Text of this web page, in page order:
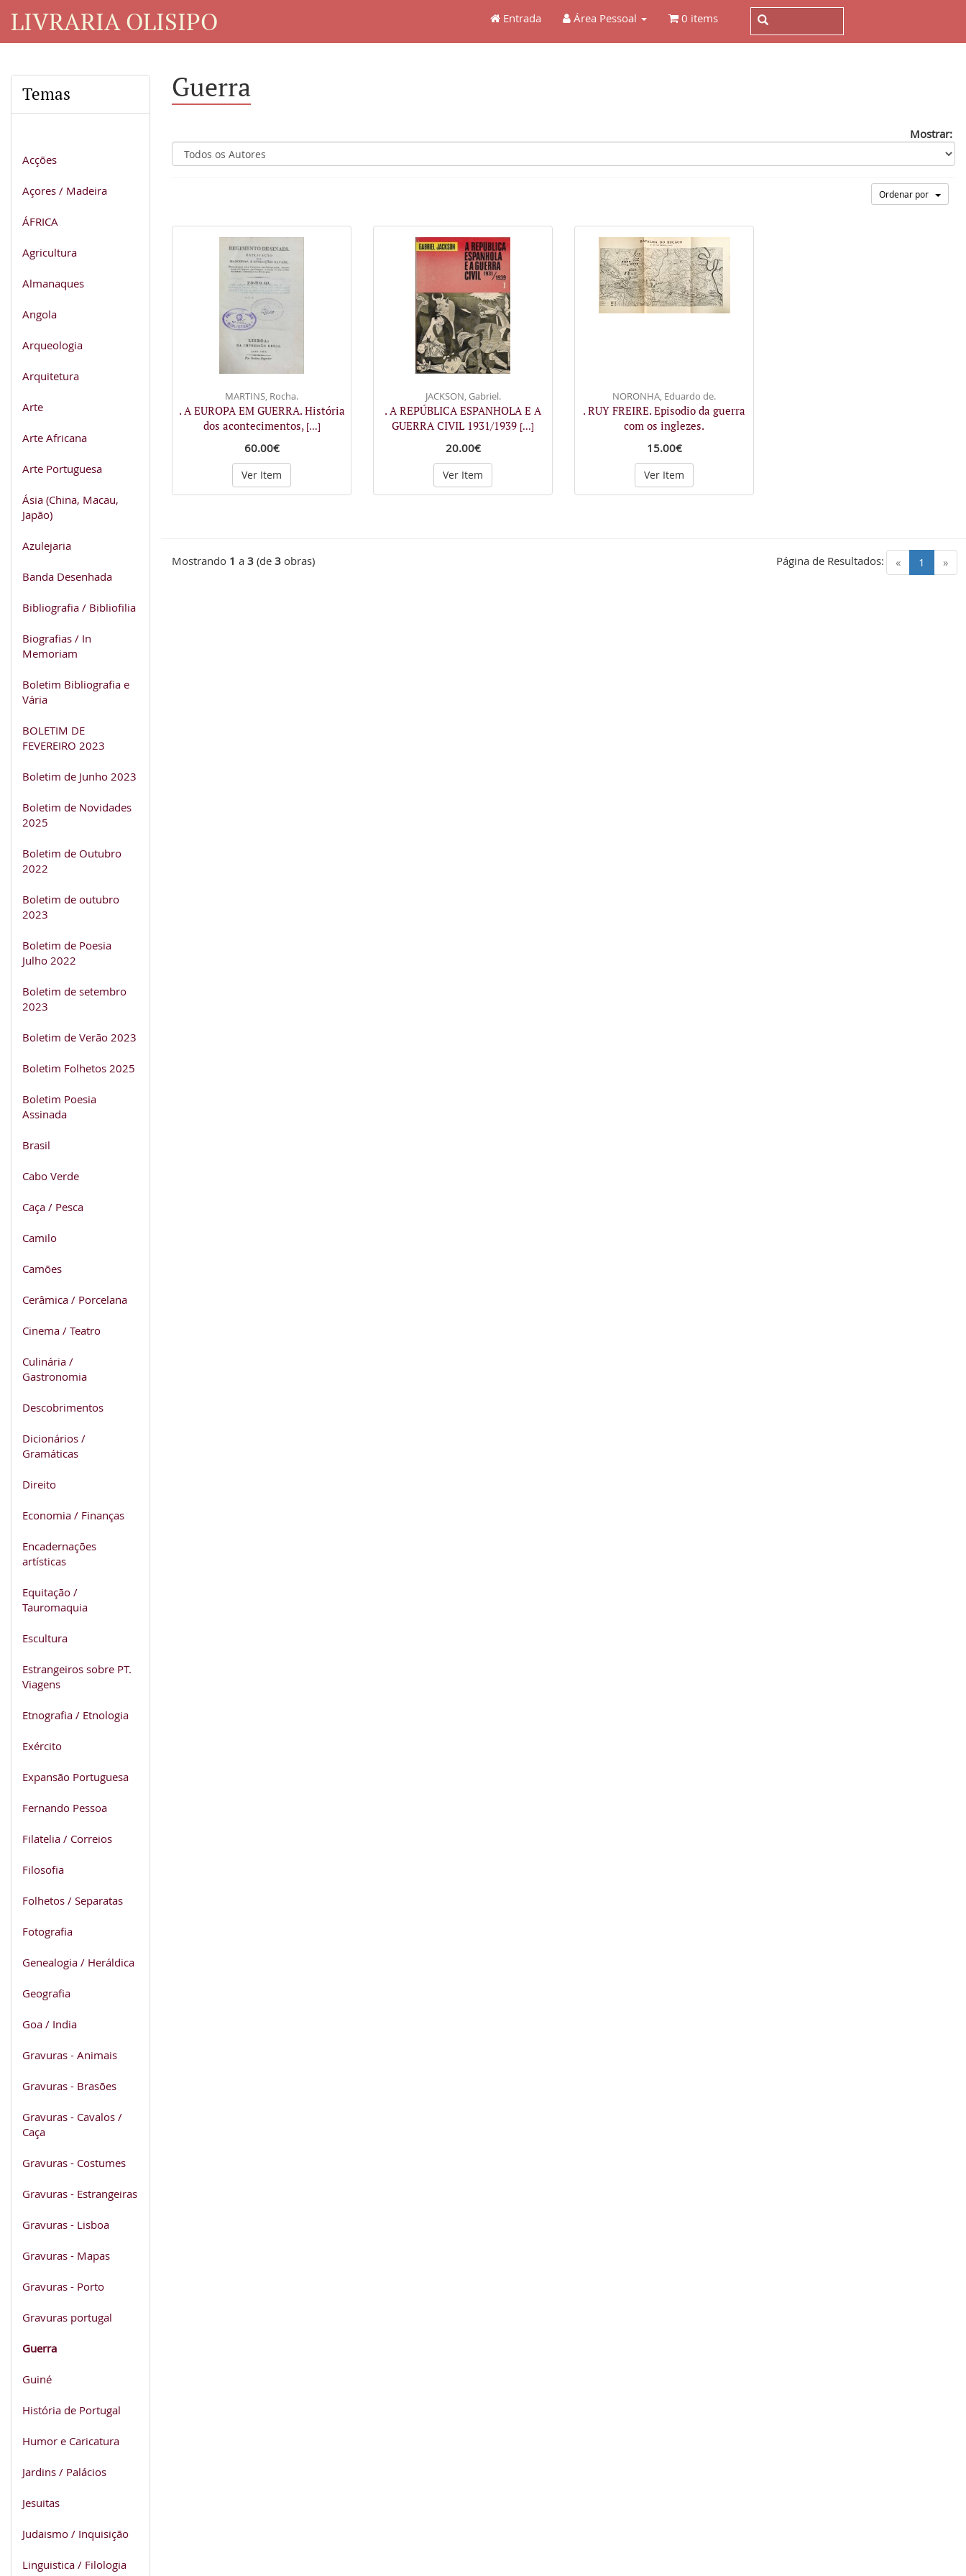
LIVRARIA OLISIPO Entrada Área Pessoal 0 items
Temas
Acções
Açores / Madeira
ÁFRICA
Agricultura
Almanaques
Angola
Arqueologia
Arquitetura
Arte
Arte Africana
Arte Portuguesa
Ásia (China, Macau,
Japão)
Azulejaria
Banda Desenhada
Bibliografia / Bibliofilia
Biografias / In
Memoriam
Boletim Bibliografia e
Vária
BOLETIM DE
FEVEREIRO 2023
Boletim de Junho 2023
Boletim de Novidades
2025
Boletim de Outubro
2022
Boletim de outubro
2023
Boletim de Poesia
Julho 2022
Boletim de setembro
2023
Boletim de Verão 2023
Boletim Folhetos 2025
Boletim Poesia
Assinada
Brasil
Cabo Verde
Caça / Pesca
Camilo
Camões
Cerâmica / Porcelana
Cinema / Teatro
Culinária /
Gastronomia
Descobrimentos
Dicionários /
Gramáticas
Direito
Economia / Finanças
Encadernações
artísticas
Equitação /
Tauromaquia
Escultura
Estrangeiros sobre PT.
Viagens
Etnografia / Etnologia
Exército
Expansão Portuguesa
Fernando Pessoa
Filatelia / Correios
Filosofia
Folhetos / Separatas
Fotografia
Genealogia / Heráldica
Geografia
Goa / India
Gravuras - Animais
Gravuras - Brasões
Gravuras - Cavalos /
Caça
Gravuras - Costumes
Gravuras - Estrangeiras
Gravuras - Lisboa
Gravuras - Mapas
Gravuras - Porto
Gravuras portugal
Guerra
Guiné
História de Portugal
Humor e Caricatura
Jardins / Palácios
Jesuitas
Judaismo / Inquisição
Linguistica / Filologia
Guerra
Mostrar:
Ordenar por
MARTINS, Rocha.
. A EUROPA EM GUERRA. História
dos acontecimentos, [...]
60.00€
Ver Item
JACKSON, Gabriel.
. A REPÚBLICA ESPANHOLA E A
GUERRA CIVIL 1931/1939 [...]
20.00€
Ver Item
NORONHA, Eduardo de.
. RUY FREIRE. Episodio da guerra
com os inglezes.
15.00€
Ver Item
Mostrando 1 a 3 (de 3 obras) « 1 (current)
»
Página de Resultados: